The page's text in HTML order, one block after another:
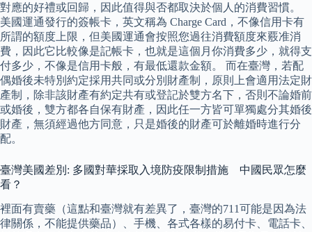
對應的好禮或回歸，因此值得與否都取決於個人的消費習慣。
美國運通發行的簽帳卡，英文稱為 Charge Card，不像信用卡有
所謂的額度上限，但美國運通會按照您過往消費額度來覈准消
費，因此它比較像是記帳卡，也就是這個月你消費多少，就得支
付多少，不像是信用卡般，有最低還款金額。 而在臺灣，若配
偶婚後未特別約定採用共同或分別財產制，原則上會適用法定財
產制，除非該財產有約定共有或登記於雙方名下，否則不論婚前
或婚後，雙方都各自保有財產，因此任一方皆可單獨處分其婚後
財產，無須經過他方同意，只是婚後的財產可於離婚時進行分
配。
臺灣美國差別: 多國對華採取入境防疫限制措施 中國民眾怎麼
看？
裡面有賣藥（這點和臺灣就有差異了，臺灣的711可能是因為法
律關係，不能提供藥品）、手機、各式各樣的易付卡、電話卡、